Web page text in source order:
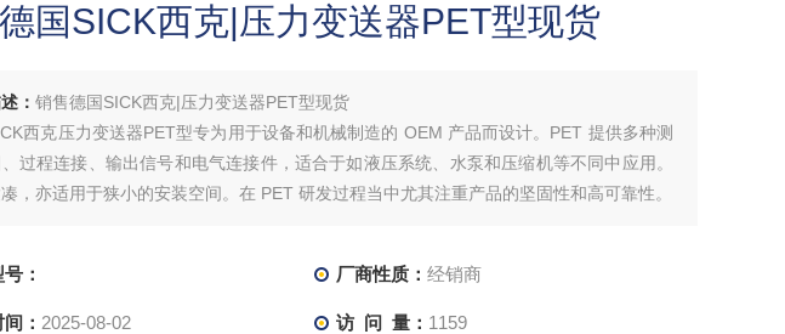
国SICK西克|压力变送器PET型现货
： 销售德国SICK西克|压力变送器PET型现货
西克压力变送器PET型专为用于设备和机械制造的 OEM 产品而设计。PET 提供多种测
过程连接、输出信号和电气连接件，适合于如液压系统、水泵和压缩机等不同中应用。
，亦适用于狭小的安装空间。在 PET 研发过程当中尤其注重产品的坚固性和高可靠性。
： 厂商性质： 经销商
： 2025-08-02 访 问 量： 1159